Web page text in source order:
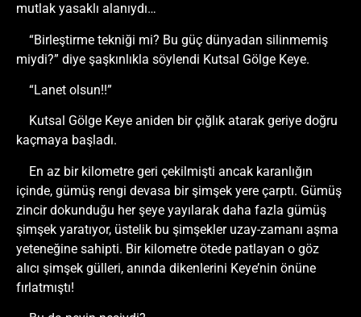
mutlak yasaklı alanıydı…
“Birleştirme tekniği mi? Bu güç dünyadan silinmemiş
miydi?” diye şaşkınlıkla söylendi Kutsal Gölge Keye.
“Lanet olsun!!”
Kutsal Gölge Keye aniden bir çığlık atarak geriye doğru
kaçmaya başladı.
En az bir kilometre geri çekilmişti ancak karanlığın
içinde, gümüş rengi devasa bir şimşek yere çarptı. Gümüş
zincir dokunduğu her şeye yayılarak daha fazla gümüş
şimşek yaratıyor, üstelik bu şimşekler uzay-zamanı aşma
yeteneğine sahipti. Bir kilometre ötede patlayan o göz
alıcı şimşek gülleri, anında dikenlerini Keye’nin önüne
fırlatmıştı!